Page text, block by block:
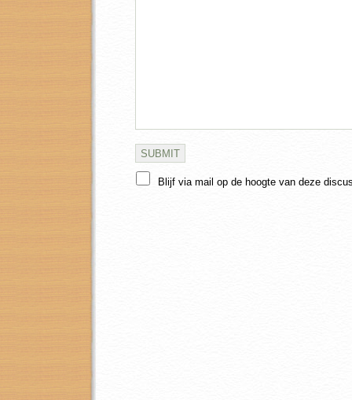
Blijf via mail op de hoogte van deze